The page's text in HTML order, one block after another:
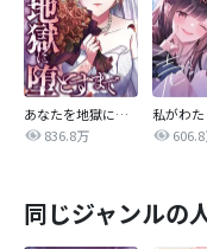
あなたを地獄に堕とすまで
836.8万
同じジャンルの